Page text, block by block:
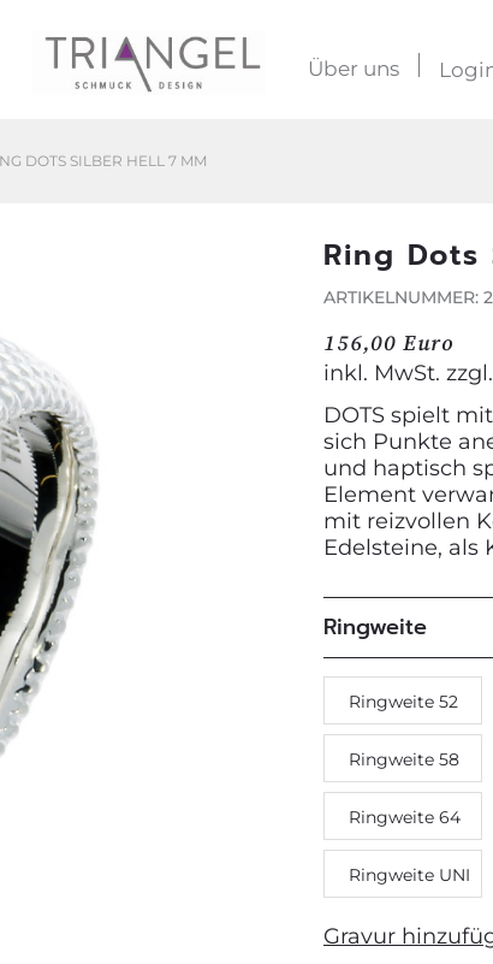
Über uns
DOTS SILBER HELL 7 MM
Ring
ARTIKELNUMMER:
156,00 Euro
inkl. MwSt. zzgl.
DOTS spielt
sich Punkte
und haptisch
Element
mit reizvollen
Edelsteine, als
Ringweite
Ringweite 52
Ringweite 58
Ringweite 64
Ringweite UNI
Gravur